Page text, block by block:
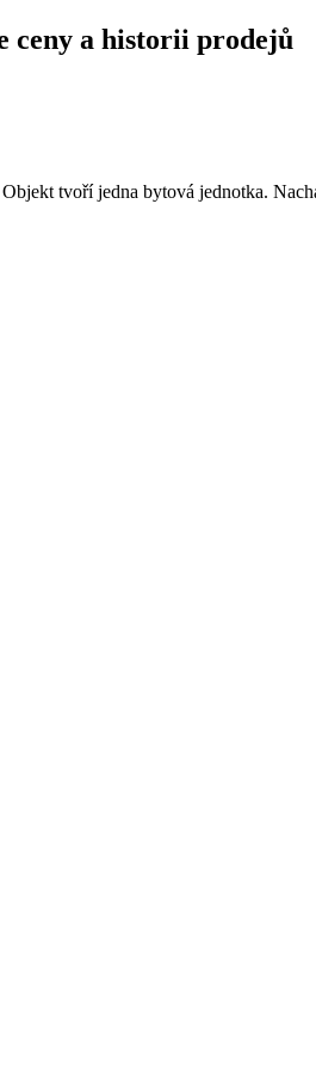
ceny a historii prodejů
tvoří jedna bytová jednotka.